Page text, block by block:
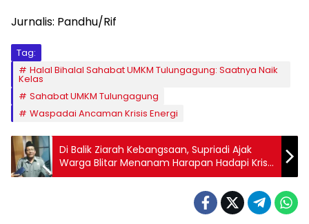
Jurnalis: Pandhu/Rif
Tag:
Halal Bihalal Sahabat UMKM Tulungagung: Saatnya Naik
Kelas
Sahabat UMKM Tulungagung
Waspadai Ancaman Krisis Energi
Di Balik Ziarah Kebangsaan, Supriadi Ajak
Warga Blitar Menanam Harapan Hadapi Krisis
Pangan